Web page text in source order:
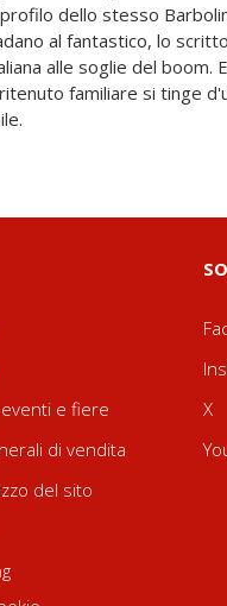
e fiere
di vendita
del sito
X